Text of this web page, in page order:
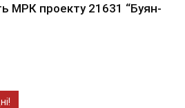
МРК пpoeкту 21631 “Буян-